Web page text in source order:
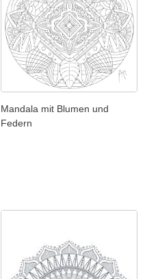
Mandala mit Blumen und
Federn